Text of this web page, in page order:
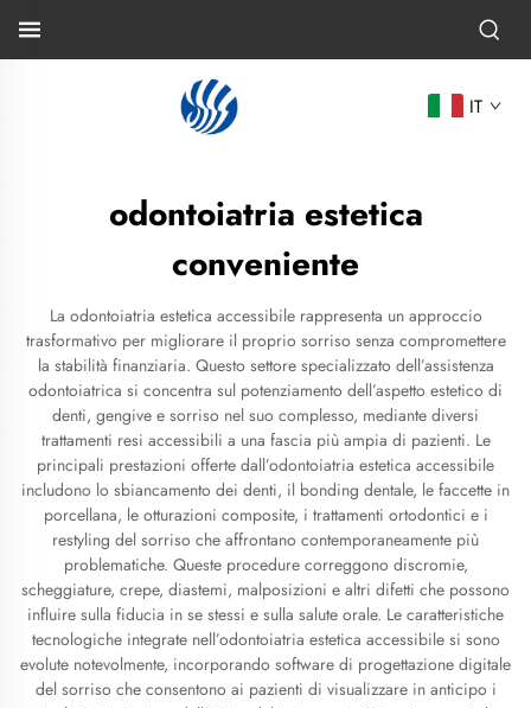
IT
odontoiatria estetica
conveniente
La odontoiatria estetica accessibile rappresenta un approccio
trasformativo per migliorare il proprio sorriso senza compromettere
la stabilità finanziaria. Questo settore specializzato dell’assistenza
odontoiatrica si concentra sul potenziamento dell’aspetto estetico di
denti, gengive e sorriso nel suo complesso, mediante diversi
trattamenti resi accessibili a una fascia più ampia di pazienti. Le
principali prestazioni offerte dall’odontoiatria estetica accessibile
includono lo sbiancamento dei denti, il bonding dentale, le faccette in
porcellana, le otturazioni composite, i trattamenti ortodontici e i
restyling del sorriso che affrontano contemporaneamente più
problematiche. Queste procedure correggono discromie,
scheggiature, crepe, diastemi, malposizioni e altri difetti che possono
influire sulla fiducia in se stessi e sulla salute orale. Le caratteristiche
tecnologiche integrate nell’odontoiatria estetica accessibile si sono
evolute notevolmente, incorporando software di progettazione digitale
del sorriso che consentono ai pazienti di visualizzare in anticipo i